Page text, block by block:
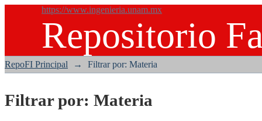
https://www.ingenieria.unam.mx
Repositorio
Filtrar por: Materia
RepoFI Principal → Filtrar por: Materia
Filtrar por: Materia